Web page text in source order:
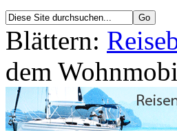
Blättern:
dem